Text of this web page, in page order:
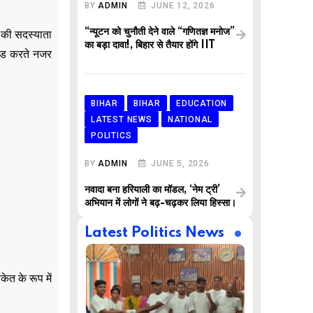
सदस्याता
करते नजर
संकेत के रूप में
BYADMIN JUNE 12, 2026
“न्यूटन को चुनौती देने वाले “गणितज्ञ मनोज”
का बड़ा दावा!, बिहार से तैयार होंगे IIT
BIHAR BIHAR
EDUCATION
LATEST NEWS
NATIONAL
POLITICS
BYADMIN JUNE 5, 2026
नवादा बना हरियाली का मॉडल, ‘नेम ट्री’
अभियान में लोगों ने बढ़-चढ़कर लिया हिस्सा।
Latest Politics News